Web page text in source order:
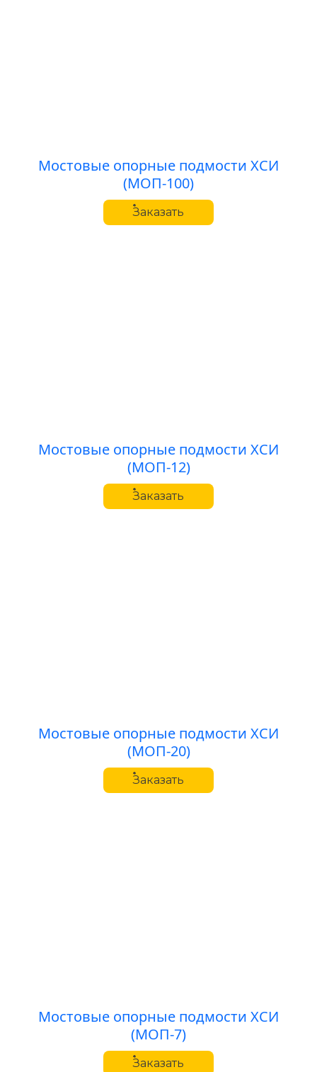
Мостовые опорные подмости ХСИ
(МОП-100)
Заказать
Мостовые опорные подмости ХСИ
(МОП-12)
Заказать
Мостовые опорные подмости ХСИ
(МОП-20)
Заказать
Мостовые опорные подмости ХСИ
(МОП-7)
Заказать